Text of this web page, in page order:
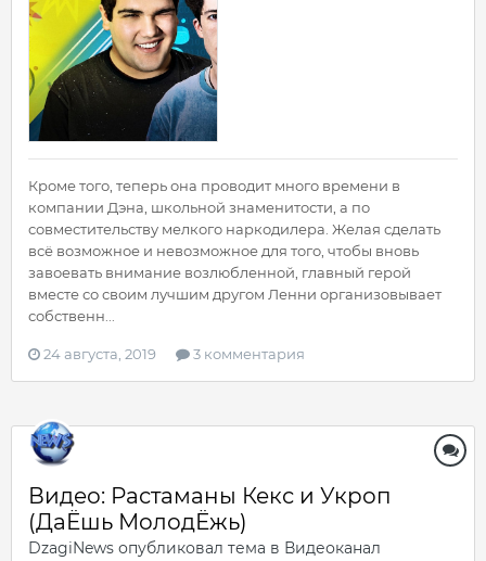
Кроме того, теперь она проводит много времени в
компании Дэна, школьной знаменитости, а по
совместительству мелкого наркодилера. Желая сделать
всё возможное и невозможное для того, чтобы вновь
завоевать внимание возлюбленной, главный герой
вместе со своим лучшим другом Ленни организовывает
собственн...
24 августа, 2019 3 комментария
Видео: Растаманы Кекс и Укроп
(ДаЁшь МолодЁжь)
DzagiNews опубликовал тема в Видеоканал